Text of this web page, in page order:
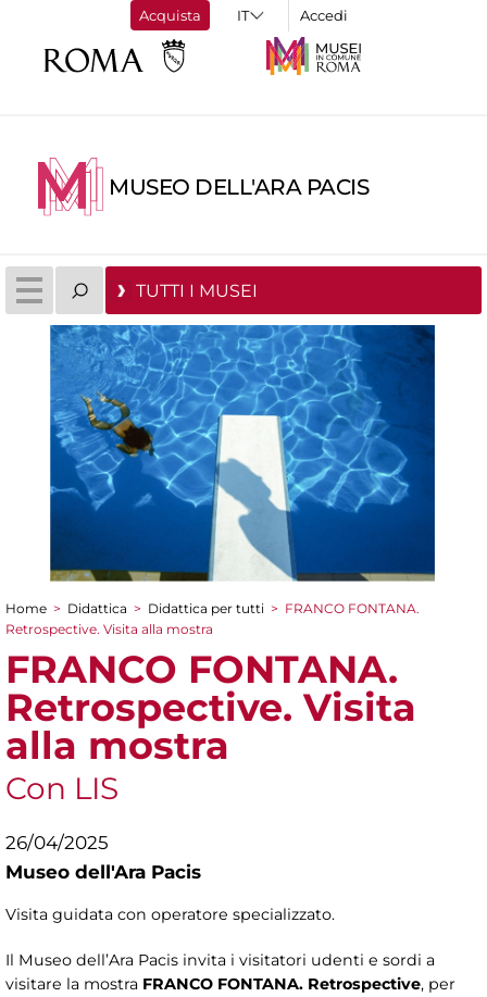
Acquista Accedi
MUSEO DELL'ARA PACIS
TUTTI I MUSEI
Tu sei qui
Home > Didattica > Didattica per tutti > FRANCO FONTANA.
Retrospective. Visita alla mostra
FRANCO FONTANA.
Retrospective. Visita
alla mostra
Con LIS
26/04/2025
Museo dell'Ara Pacis
Visita guidata con operatore specializzato.
Il Museo dell’Ara Pacis invita i visitatori udenti e sordi a
visitare la mostra FRANCO FONTANA. Retrospective, per